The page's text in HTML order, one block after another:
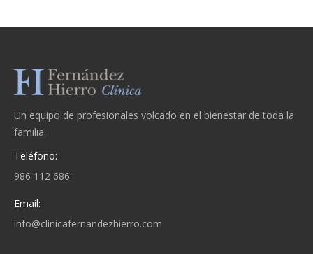
Un equipo de profesionales volcado en el bienestar de toda la
familia.
Teléfono:
986 112 686
Email:
info@clinicafernandezhierro.com